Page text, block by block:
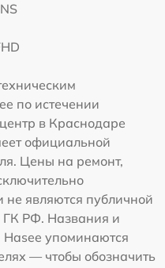
по истечении
в Краснодаре
официальной
Цены на ремонт,
не являются публичной
ГК РФ. Названия и
Hasee упоминаются
— чтобы обозначить